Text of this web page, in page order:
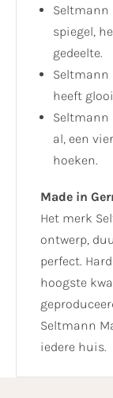
spiegel,
gedeelte.
Seltmann
heeft
Seltmann
al, een
hoeken.
Made in
Het merk
ontwerp,
perfect.
hoogste
Seltmann
iedere huis.